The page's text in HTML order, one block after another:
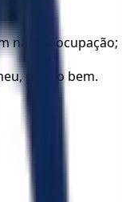
na sua ocupação;
para o bem.